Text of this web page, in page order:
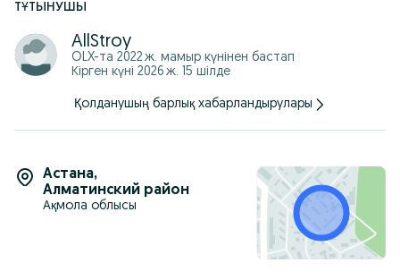
ТҰТЫНУШЫ
AllStroy
OLX-та 2022 ж. мамыр күнінен бастап
Кірген күні 2026 ж. 15 шілде
Қолданушың барлық хабарландырулары
Астана,
Алматинский район
Ақмола облысы